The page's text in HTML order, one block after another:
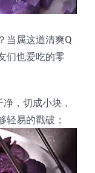
当属这道清爽Q
们也爱吃的零
，切成小块，
轻易的戳破；